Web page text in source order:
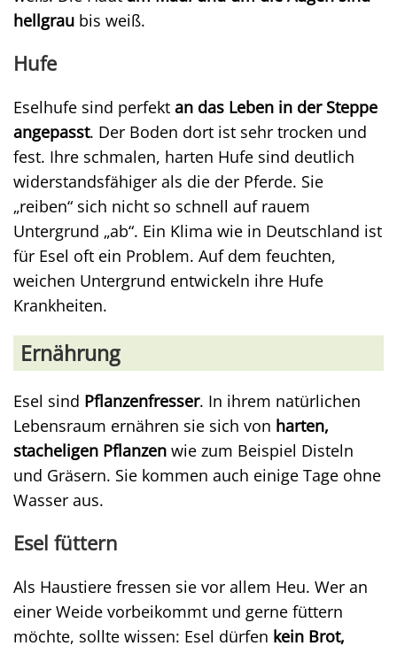
hellgrau bis weiß.
Hufe
Eselhufe sind perfekt an das Leben in der Steppe
angepasst. Der Boden dort ist sehr trocken und
fest. Ihre schmalen, harten Hufe sind deutlich
widerstandsfähiger als die der Pferde. Sie
„reiben“ sich nicht so schnell auf rauem
Untergrund „ab“. Ein Klima wie in Deutschland ist
für Esel oft ein Problem. Auf dem feuchten,
weichen Untergrund entwickeln ihre Hufe
Krankheiten.
Ernährung
Esel sind Pflanzenfresser. In ihrem natürlichen
Lebensraum ernähren sie sich von harten,
stacheligen Pflanzen wie zum Beispiel Disteln
und Gräsern. Sie kommen auch einige Tage ohne
Wasser aus.
Esel füttern
Als Haustiere fressen sie vor allem Heu. Wer an
einer Weide vorbeikommt und gerne füttern
möchte, sollte wissen: Esel dürfen kein Brot,